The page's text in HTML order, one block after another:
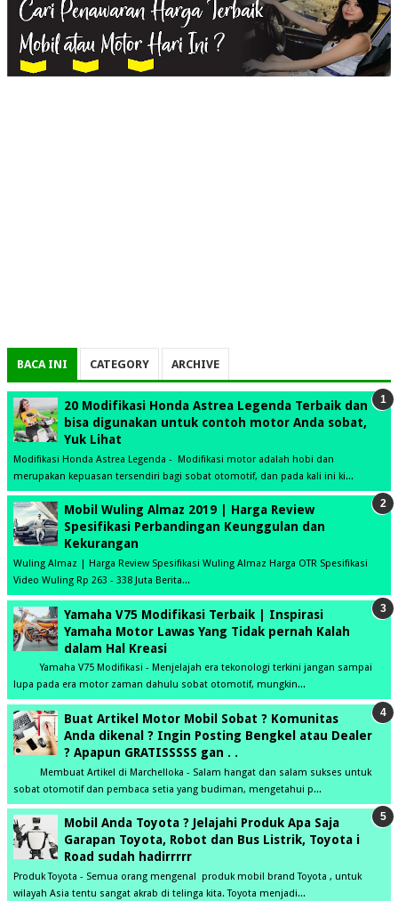
BACA INI CATEGORY ARCHIVE
20 Modifikasi Honda Astrea Legenda Terbaik dan
bisa digunakan untuk contoh motor Anda sobat,
Yuk Lihat
Modifikasi Honda Astrea Legenda - Modifikasi motor adalah hobi dan
merupakan kepuasan tersendiri bagi sobat otomotif, dan pada kali ini ki...
Mobil Wuling Almaz 2019 | Harga Review
Spesifikasi Perbandingan Keunggulan dan
Kekurangan
Wuling Almaz | Harga Review Spesifikasi Wuling Almaz Harga OTR Spesifikasi
Video Wuling Rp 263 - 338 Juta Berita...
Yamaha V75 Modifikasi Terbaik | Inspirasi
Yamaha Motor Lawas Yang Tidak pernah Kalah
dalam Hal Kreasi
Yamaha V75 Modifikasi - Menjelajah era tekonologi terkini jangan sampai
lupa pada era motor zaman dahulu sobat otomotif, mungkin...
Buat Artikel Motor Mobil Sobat ? Komunitas
Anda dikenal ? Ingin Posting Bengkel atau Dealer
? Apapun GRATISSSSS gan . .
Membuat Artikel di Marchelloka - Salam hangat dan salam sukses untuk
sobat otomotif dan pembaca setia yang budiman, mengetahui p...
Mobil Anda Toyota ? Jelajahi Produk Apa Saja
Garapan Toyota, Robot dan Bus Listrik, Toyota i
Road sudah hadirrrrr
Produk Toyota - Semua orang mengenal produk mobil brand Toyota , untuk
wilayah Asia tentu sangat akrab di telinga kita. Toyota menjadi...